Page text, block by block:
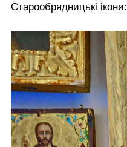
Старообрядницькі ікони: